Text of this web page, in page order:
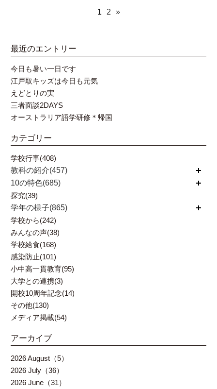
1 2 »
最近のエントリー
今日も暑い一日です
江戸取キッズは今日も元気
えどとりの実
三者面談2DAYS
オーストラリア語学研修＊帰国
カテゴリー
学校行事(408)
教科の紹介(457)
開く
10の特色(685)
開く
探究(39)
学年の様子(865)
開く
学校から(242)
みんなの声(38)
学校給食(168)
感染防止(101)
小中高一貫教育(95)
大学との連携(3)
開校10周年記念(14)
その他(130)
メディア掲載(54)
アーカイブ
2026 August（5）
2026 July（36）
2026 June（31）